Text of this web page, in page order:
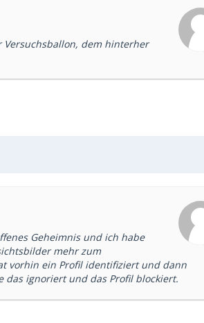
Versuchsballon, dem hinterher
Geheimnis und ich habe
mehr zum
vorhin ein Profil identifiziert und dann
das ignoriert und das Profil blockiert.